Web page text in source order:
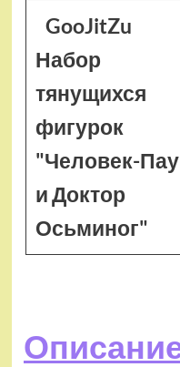
GooJitZu
Набор
тянущихся
фигурок
"Человек-
и Доктор
Осьминог"